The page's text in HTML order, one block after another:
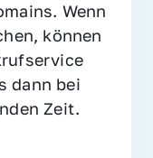
Wenn
können
dann bei
Zeit.